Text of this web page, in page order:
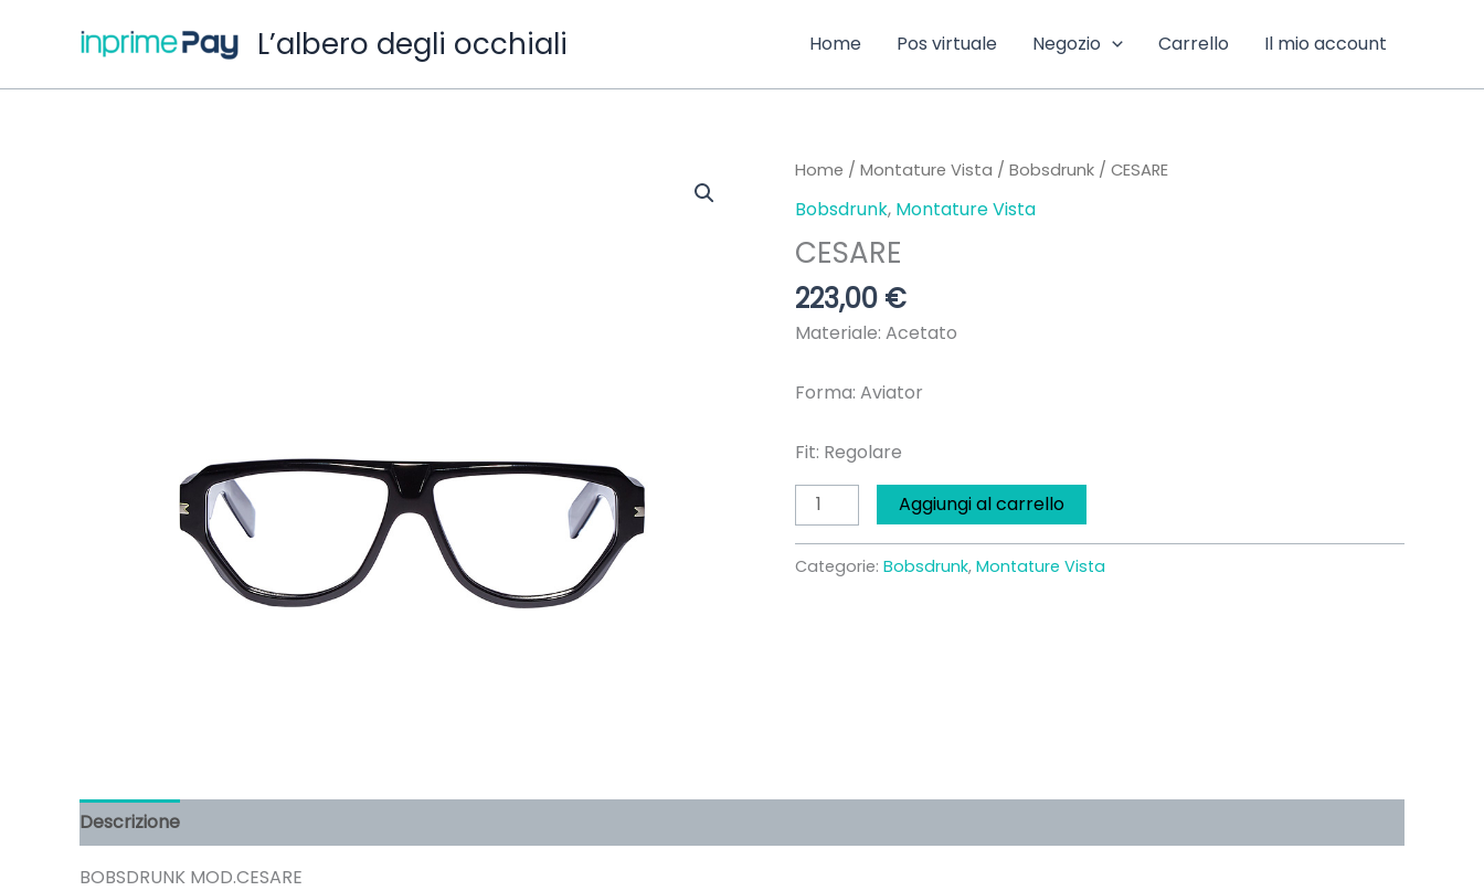
L’albero degli occhiali Home Pos virtuale Negozio Carrello Il mio account
Home / Montature Vista / Bobsdrunk / CESARE
Bobsdrunk, Montature Vista
CESARE
223,00 €
Materiale: Acetato
Forma: Aviator
Fit: Regolare
CESARE
quantità
Aggiungi al carrello
Categorie: Bobsdrunk, Montature Vista
Descrizione
BOBSDRUNK MOD.CESARE